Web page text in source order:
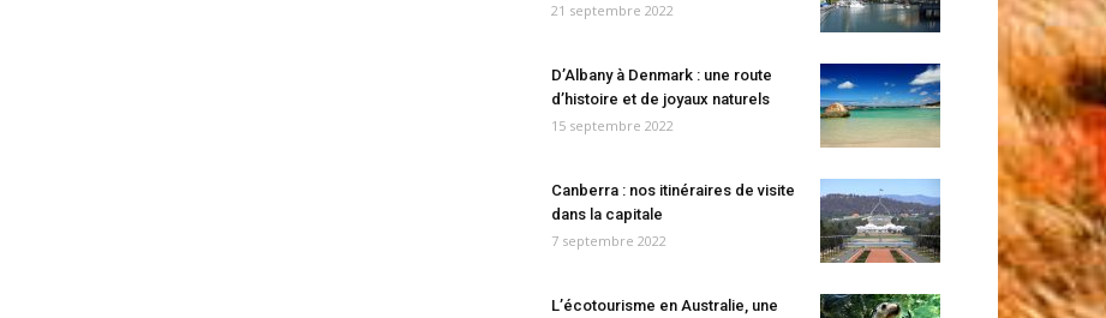
21 septembre 2022
D’Albany à Denmark : une route
d’histoire et de joyaux naturels
15 septembre 2022
Canberra : nos itinéraires de visite
dans la capitale
7 septembre 2022
L’écotourisme en Australie, une